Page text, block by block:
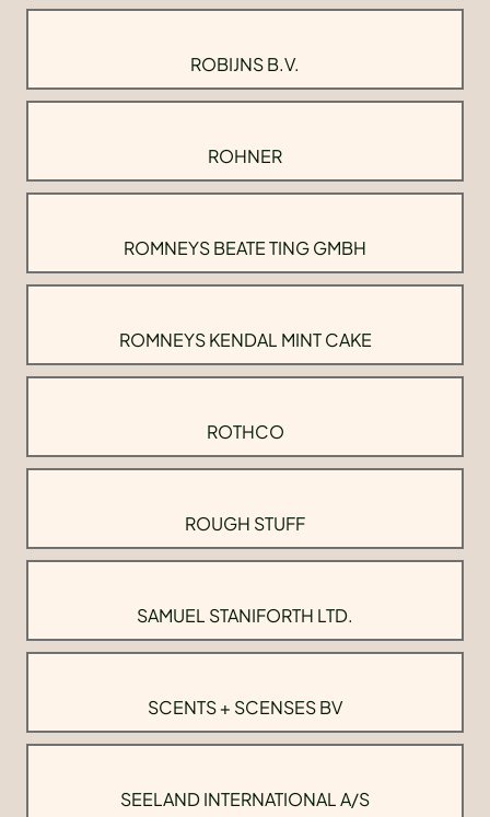
ROBIJNS B.V.
ROHNER
ROMNEYS BEATE TING GMBH
ROMNEYS KENDAL MINT CAKE
ROTHCO
ROUGH STUFF
SAMUEL STANIFORTH LTD.
SCENTS + SCENSES BV
SEELAND INTERNATIONAL A/S